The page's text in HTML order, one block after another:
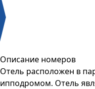
Описание номеров
Отель расположен в
ипподромом. Отель